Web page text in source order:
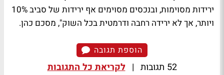
ירידות מסוימות, ובנכסים מסוימים אף ירידות של סביב 10%
ויותר, אך לא ירידה רחבה ודרמטית בכל השוק", מסכם כהן.
הוספת תגובה
52 תגובות | לקריאת כל התגובות